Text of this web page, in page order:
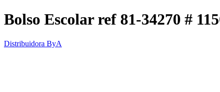
Bolso Escolar ref 81-34270 #
Distribuidora ByA